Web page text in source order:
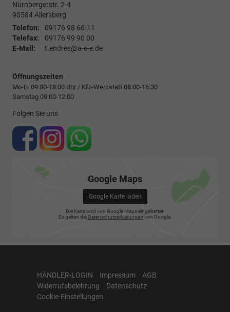
Nürnbergerstr. 2-4
90584Allersberg
Telefon:
09176 98 66-11
Telefax:
09176 99 90 00
E-Mail:
t.endres@a-e-e.de
Öffnungszeiten
Mo-Fr 09:00-18:00 Uhr / Kfz-Werkstatt 08:00-16:30
Samstag 09:00-12:00
Folgen Sie uns
Google Maps
Google Karte laden
Die Karte wird von Google Maps eingebettet.
Es gelten die Datenschutzerklärungen von Google.
HÄNDLER-LOGIN Impressum
AGB
Widerrufsbelehrung
Datenschutz
Cookie-Einstellungen